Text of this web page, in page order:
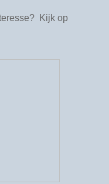
Kijk op